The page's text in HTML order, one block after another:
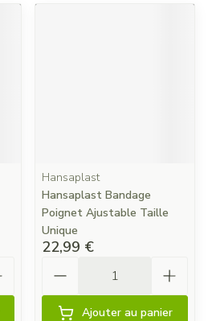
Hansaplast
Hansaplast Bandage
Poignet Ajustable Taille
Unique
22,99 €
Ajouter au panier